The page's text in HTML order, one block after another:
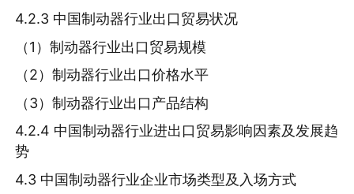
4.2.3 中国制动器行业出口贸易状况
（1）制动器行业出口贸易规模
（2）制动器行业出口价格水平
（3）制动器行业出口产品结构
4.2.4 中国制动器行业进出口贸易影响因素及发展趋
势
4.3 中国制动器行业企业市场类型及入场方式